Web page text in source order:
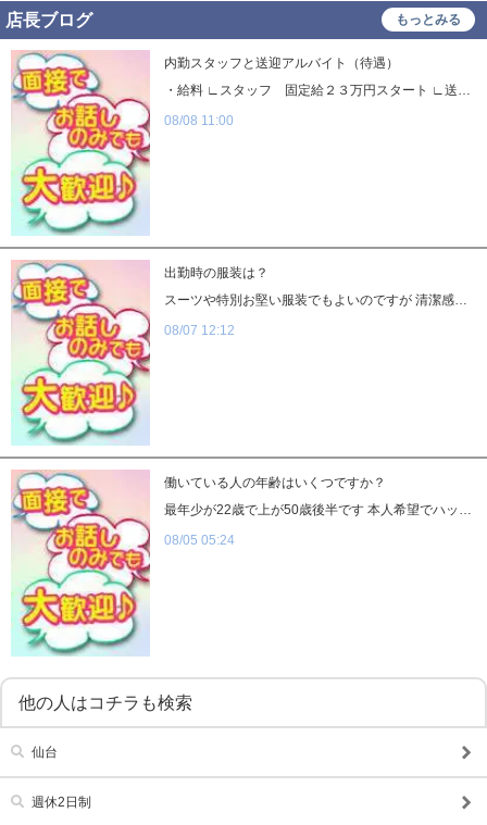
店長ブログ もっとみる
内勤スタッフと送迎アルバイト（待遇）
・給料 ∟スタッフ 固定給２３万円スタート ∟送迎 時給 ・シフト ∟スタッフ 週休１日（別月２休） ∟送迎 週間希望シフト
08/08 11:00
出勤時の服装は？
スーツや特別お堅い服装でもよいのですが 清潔感、だらしなく見えないこの二点が重要です。 冬であればセーターにジーパンのようなカジュアル 秋であればＴシャツにジャケットを羽織る 夏であればＴシャツにジーパンのようなさわやかな服装 逆にジャージにサンダルのようなラフすぎる格好はNGです。 見た目は人を表すとはよくいったものです。
08/07 12:12
働いている人の年齢はいくつですか？
最年少が22歳で上が50歳後半です 本人希望でハッキリ年齢言いたくないらしいので 50歳後半ですがとても元気で素晴らしいおじさまです笑 いつもありがとうございます！
08/05 05:24
他の人はコチラも検索
仙台
週休2日制